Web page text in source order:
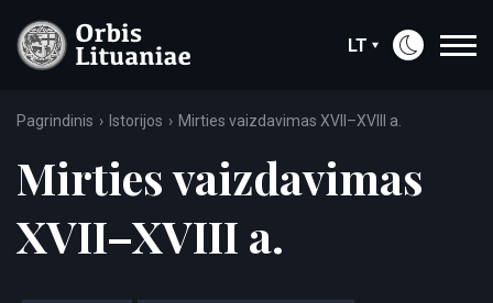
LT
Pagrindinis Istorijos Mirties vaizdavimas XVII–XVIII a.
Mirties vaizdavimas
XVII–XVIII a.